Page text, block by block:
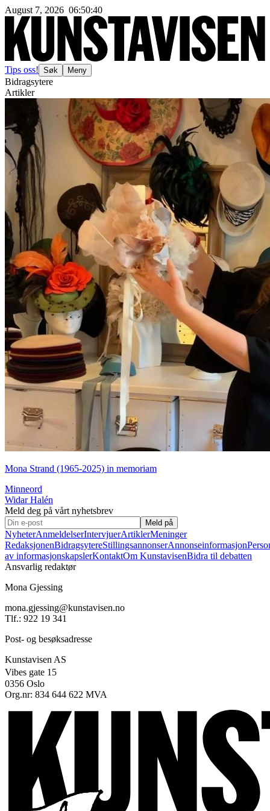
August 7, 2026 06:50:41
Tips oss! Søk Meny
Bidragsytere
Artikler
Mona Strand (1965-2025) in memoriam
Minneord
Widar Halén
Meld deg på vårt nyhetsbrev
Meld på
NyheterAnmeldelserIntervjuerArtiklerMeninger
RedaksjonenBidragsytereStillingsannonserAnnonseinformasjon
av informasjonskapslerKontaktOm KunstavisenBidra til debatten
Ansvarlig redaktør
Mona Gjessing
mona.gjessing@kunstavisen.no
Tlf.: 922 19 341
Post- og besøksadresse
Kunstavisen AS
Vibes gate 15
0356 Oslo
Org.nr: 834 644 622 MVA